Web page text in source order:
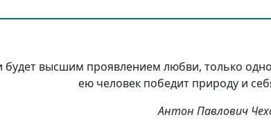
будет высшим проявлением любви, только
ею человек победит природу и
Антон Павлович